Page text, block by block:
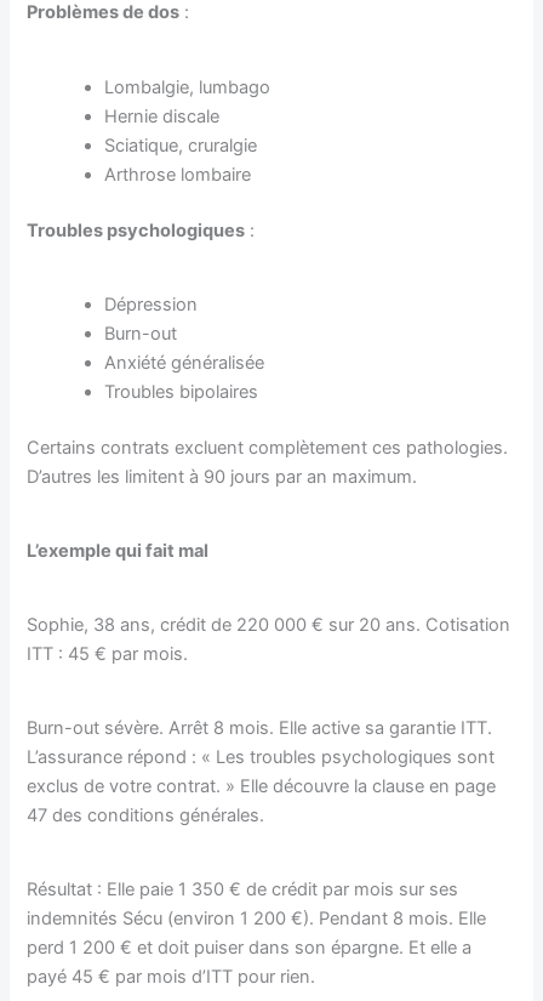
Problèmes de dos :
Lombalgie, lumbago
Hernie discale
Sciatique, cruralgie
Arthrose lombaire
Troubles psychologiques :
Dépression
Burn-out
Anxiété généralisée
Troubles bipolaires
Certains contrats excluent complètement ces pathologies.
D’autres les limitent à 90 jours par an maximum.
L’exemple qui fait mal
Sophie, 38 ans, crédit de 220 000 € sur 20 ans. Cotisation
ITT : 45 € par mois.
Burn-out sévère. Arrêt 8 mois. Elle active sa garantie ITT.
L’assurance répond : « Les troubles psychologiques sont
exclus de votre contrat. » Elle découvre la clause en page
47 des conditions générales.
Résultat : Elle paie 1 350 € de crédit par mois sur ses
indemnités Sécu (environ 1 200 €). Pendant 8 mois. Elle
perd 1 200 € et doit puiser dans son épargne. Et elle a
payé 45 € par mois d’ITT pour rien.